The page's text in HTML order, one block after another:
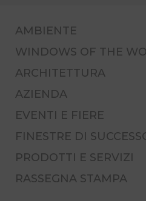
AMBIENTE
WINDOWS OF THE
ARCHITETTURA
AZIENDA
EVENTI E FIERE
FINESTRE DI
PRODOTTI E SERVIZI
RASSEGNA STAMPA